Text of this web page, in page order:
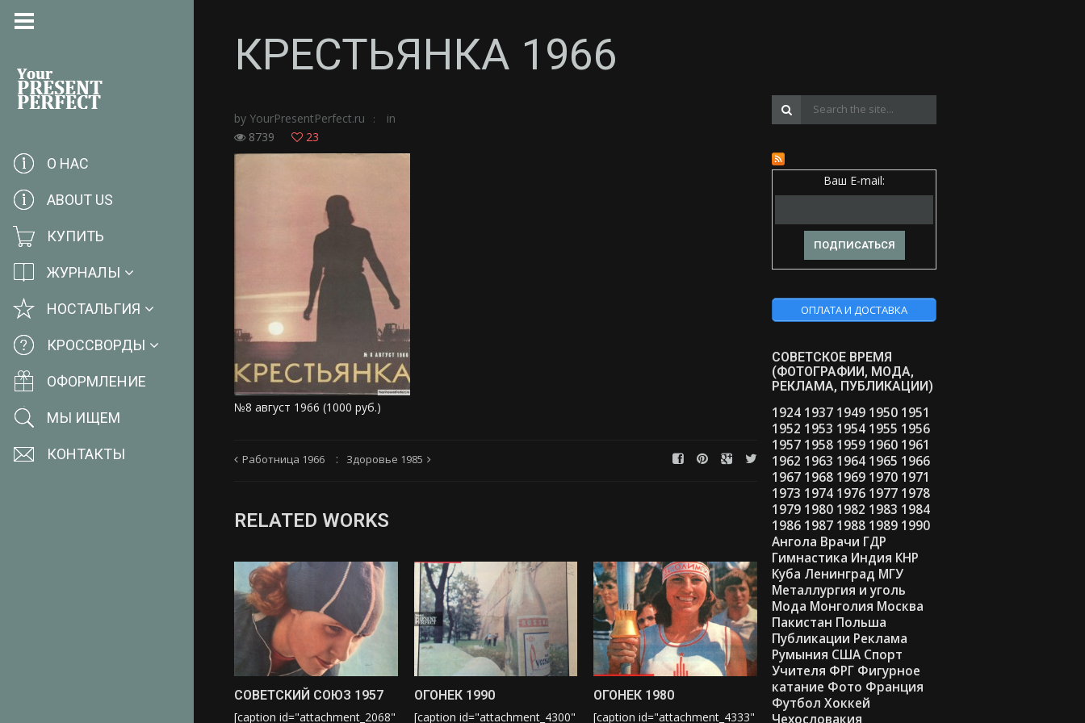
О НАС
ABOUT US
КУПИТЬ
ЖУРНАЛЫ
НОСТАЛЬГИЯ
КРОССВОРДЫ
ОФОРМЛЕНИЕ
МЫ ИЩЕМ
КОНТАКТЫ
КРЕСТЬЯНКА 1966
by YourPresentPerfect.ru
in
8739
23
№8 август 1966 (1000 руб.)
Работница 1966 Здоровье 1985
RELATED WORKS
СОВЕТСКИЙ СОЮЗ 1957
[caption id="attachment_2068"
ОГОНЕК 1990
[caption id="attachment_4300"
ОГОНЕК 1980
[caption id="attachment_4333"
Ваш E-mail:
ОПЛАТА И ДОСТАВКА
СОВЕТСКОЕ ВРЕМЯ
(ФОТОГРАФИИ, МОДА,
РЕКЛАМА, ПУБЛИКАЦИИ)
1924 1937 1949 1950 1951
1952 1953 1954 1955 1956
1957 1958 1959 1960 1961
1962 1963 1964 1965 1966
1967 1968 1969 1970 1971
1973 1974 1976 1977 1978
1979 1980 1982 1983 1984
1986 1987 1988 1989 1990
Ангола Врачи ГДР
Гимнастика Индия КНР
Куба Ленинград МГУ
Металлургия и уголь
Мода Монголия Москва
Пакистан Польша
Публикации Реклама
Румыния США Спорт
Учителя ФРГ Фигурное
катание Фото Франция
Футбол Хоккей
Чехословакия